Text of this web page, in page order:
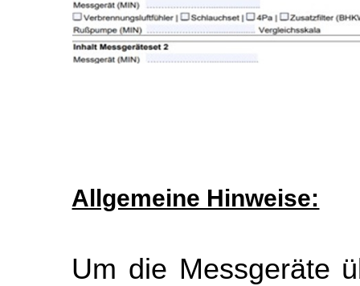
Allgemeine Hinweise:
Um die Messgeräte